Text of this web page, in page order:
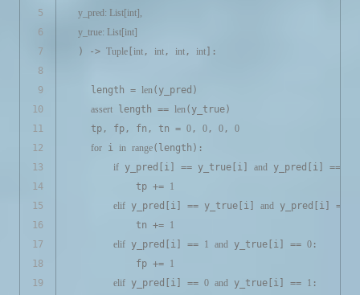
5
6
7
8
9
10
11
12
13
14
15
16
17
18
19
    y_pred:
List[int],
    y_true:
List[int]
) -> Tuple [int , int , int , int]:
    length =
len(y_pred)
assert length == len(y_true)
    tp, fp, fn, tn =
0 , 0 , 0 , 0
for i in range(length):
if y_pred[i] == y_true[i] and y_pred[i] ==
            tp +=
1
elif y_pred[i] == y_true[i] and y_pred[i] ==
            tn +=
1
elif y_pred[i] == 1 and y_true[i] == 0 :
            fp +=
1
elif y_pred[i] == 0 and y_true[i] == 1 :